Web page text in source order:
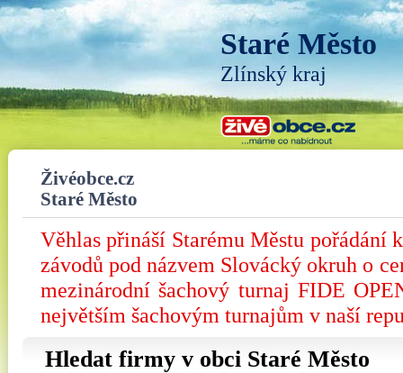
Staré Město
Zlínský kraj
Živéobce.cz
Staré Město
Věhlas přináší Starému Městu pořádání
závodů pod názvem Slovácký okruh o
mezinárodní šachový turnaj FIDE
největším šachovým turnajům v naší
Hledat firmy v obci Staré Město